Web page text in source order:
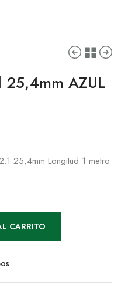
AZUL
25,4mm Longitud 1 metro
CARRITO